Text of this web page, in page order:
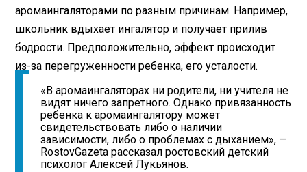
аромаингаляторами по разным причинам. Например,
школьник вдыхает ингалятор и получает прилив
бодрости. Предположительно, эффект происходит
из-за перегруженности ребенка, его усталости.
«В аромаингаляторах ни родители, ни учителя не
видят ничего запретного. Однако привязанность
ребенка к аромаингалятору может
свидетельствовать либо о наличии
зависимости, либо о проблемах с дыханием», —
RostovGazeta рассказал ростовский детский
психолог Алексей Лукьянов.